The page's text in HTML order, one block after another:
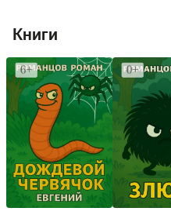
Книги